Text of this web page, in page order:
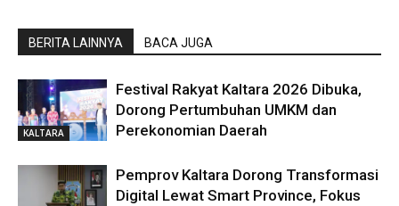
BERITA LAINNYA BACA JUGA
KALTARA
Festival Rakyat Kaltara 2026 Dibuka,
Dorong Pertumbuhan UMKM dan
Perekonomian Daerah
Pemprov Kaltara Dorong Transformasi
Digital Lewat Smart Province, Fokus